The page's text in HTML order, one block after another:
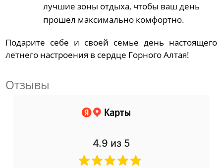
лучшие зоны отдыха, чтобы ваш день
прошел максимально комфортно.
Подарите себе и своей семье день настоящего
летнего настроения в сердце Горного Алтая!
Отзывы
4.9 из 5